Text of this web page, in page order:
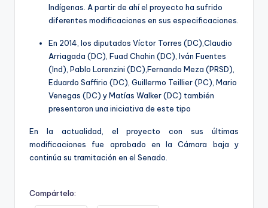
Indígenas. A partir de ahí el proyecto ha sufrido
diferentes modificaciones en sus especificaciones.
En 2014, los diputados Víctor Torres (DC),Claudio
Arriagada (DC), Fuad Chahin (DC), Iván Fuentes
(Ind), Pablo Lorenzini (DC),Fernando Meza (PRSD),
Eduardo Saffirio (DC), Guillermo Teillier (PC), Mario
Venegas (DC) y Matías Walker (DC) también
presentaron una iniciativa de este tipo
En la actualidad, el proyecto con sus últimas
modificaciones fue aprobado en la Cámara baja y
continúa su tramitación en el Senado.
Compártelo: